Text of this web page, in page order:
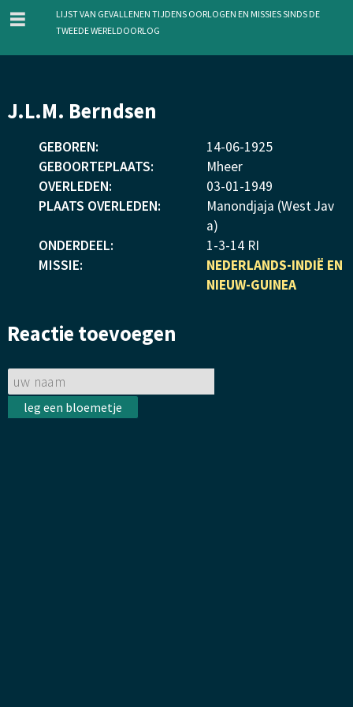
en
inhoud
menu
Lijst van gevallenen tijdens oorlogen en missies sinds de
Tweede Wereldoorlog
J.L.M. Berndsen
GEBOREN: 14-06-1925
GEBOORTEPLAATS:
Mheer
OVERLEDEN:
03-01-1949
PLAATS OVERLEDEN:
Manondjaja (West Jav
a)
ONDERDEEL:
1-3-14 RI
MISSIE:
NEDERLANDS-INDIË EN
NIEUW-GUINEA
Reactie toevoegen